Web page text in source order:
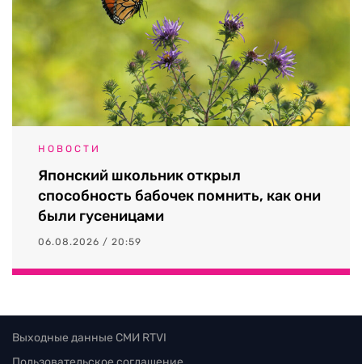
НОВОСТИ
Японский школьник открыл
способность бабочек помнить, как они
были гусеницами
06.08.2026 / 20:59
Выходные данные СМИ RTVI